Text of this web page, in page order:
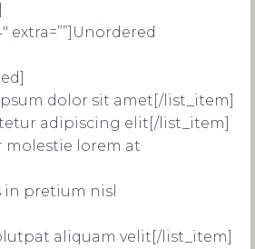
extra=””]Unordered
dolor sit amet[/list_item]
adipiscing elit[/list_item]
molestie lorem at
in pretium nisl
aliquam velit[/list_item]